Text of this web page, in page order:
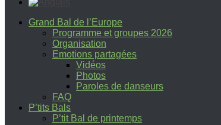
Grand Bal de l’Europe
Programme et groupes 2026
Organisation
Emotions partagées
Vidéos
Photos
Paroles de danseurs
FAQ
P’tits Bals
P’tit Bal de printemps